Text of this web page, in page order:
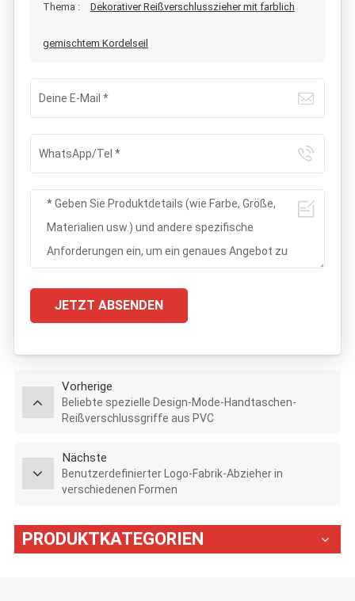
Thema : Dekorativer Reißverschlusszieher mit farblich
gemischtem Kordelseil
JETZT ABSENDEN
Vorherige
Beliebte spezielle Design-Mode-Handtaschen-
Reißverschlussgriffe aus PVC
Nächste
Benutzerdefinierter Logo-Fabrik-Abzieher in
verschiedenen Formen
PRODUKTKATEGORIEN